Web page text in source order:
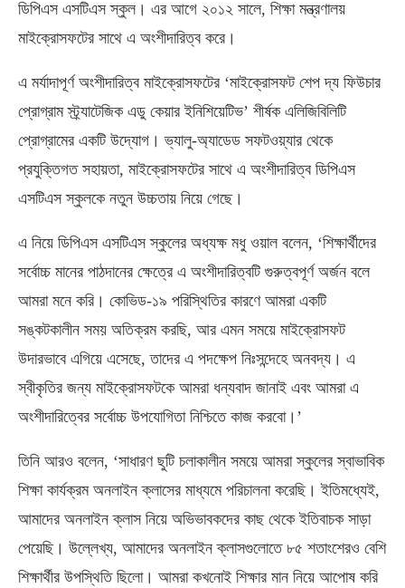
ডিপিএস এসটিএস স্কুল। এর আগে ২০১২ সালে, শিক্ষা মন্ত্রণালয়
মাইক্রোসফটের সাথে এ অংশীদারিত্ব করে।
এ মর্যাদাপূর্ণ অংশীদারিত্ব মাইক্রোসফটের ‘মাইক্রোসফট শেপ দ্য ফিউচার
প্রোগ্রাম স্ট্র্যাটেজিক এডু কেয়ার ইনিশিয়েটিভ’ শীর্ষক এলিজিবিলিটি
প্রোগ্রামের একটি উদ্যোগ। ভ্যালু-অ্যাডেড সফটওয়্যার থেকে
প্রযুক্তিগত সহায়তা, মাইক্রোসফটের সাথে এ অংশীদারিত্ব ডিপিএস
এসটিএস স্কুলকে নতুন উচ্চতায় নিয়ে গেছে।
এ নিয়ে ডিপিএস এসটিএস স্কুলের অধ্যক্ষ মধু ওয়াল বলেন, ‘শিক্ষার্থীদের
সর্বোচ্চ মানের পাঠদানের ক্ষেত্রে এ অংশীদারিত্বটি গুরুত্বপূর্ণ অর্জন বলে
আমরা মনে করি। কোভিড-১৯ পরিস্থিতির কারণে আমরা একটি
সঙ্কটকালীন সময় অতিক্রম করছি, আর এমন সময়ে মাইক্রোসফট
উদারভাবে এগিয়ে এসেছে, তাদের এ পদক্ষেপ নিঃসন্দেহে অনবদ্য। এ
স্বীকৃতির জন্য মাইক্রোসফটকে আমরা ধন্যবাদ জানাই এবং আমরা এ
অংশীদারিত্বের সর্বোচ্চ উপযোগিতা নিশ্চিতে কাজ করবো।’
তিনি আরও বলেন, ‘সাধারণ ছুটি চলাকালীন সময়ে আমরা স্কুলের স্বাভাবিক
শিক্ষা কার্যক্রম অনলাইন ক্লাসের মাধ্যমে পরিচালনা করেছি। ইতিমধ্যেই,
আমাদের অনলাইন ক্লাস নিয়ে অভিভাবকদের কাছ থেকে ইতিবাচক সাড়া
পেয়েছি। উল্লেখ্য, আমাদের অনলাইন ক্লাসগুলোতে ৮৫ শতাংশেরও বেশি
শিক্ষার্থীর উপস্থিতি ছিলো। আমরা কখনোই শিক্ষার মান নিয়ে আপোষ করি